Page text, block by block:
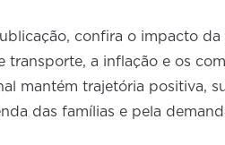
confira o impacto
transporte, a inflação e os
mantém trajetória positiva,
das famílias e pela